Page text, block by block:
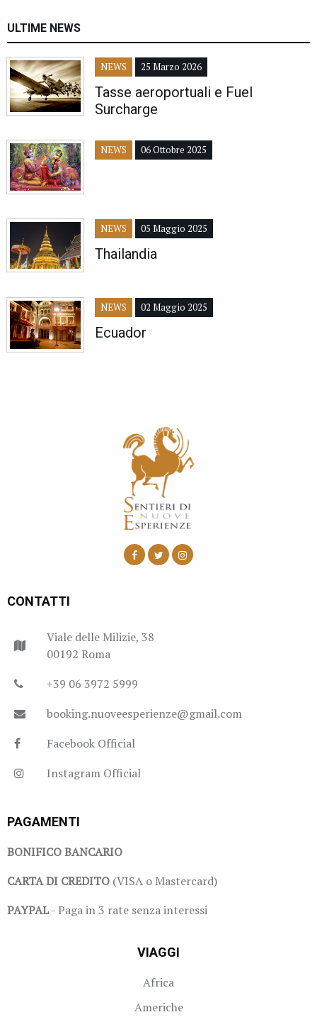
ULTIME NEWS
NEWS 25 Marzo 2026
Tasse aeroportuali e Fuel
Surcharge
NEWS 06 Ottobre 2025
NEWS 05 Maggio 2025
Thailandia
NEWS 02 Maggio 2025
Ecuador
CONTATTI
Viale delle Milizie, 38
00192 Roma
+39 06 3972 5999
booking.nuoveesperienze@gmail.com
Facebook Official
Instagram Official
PAGAMENTI
BONIFICO BANCARIO
CARTA DI CREDITO (VISA o Mastercard)
PAYPAL- Paga in 3 rate senza interessi
VIAGGI
Africa
Americhe